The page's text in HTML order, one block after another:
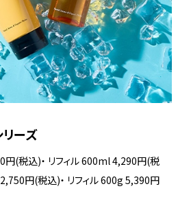
ーズ
円(税込)・ リフィル 600ml 4,290円(税
円(税込)・ リフィル 600g 5,390円